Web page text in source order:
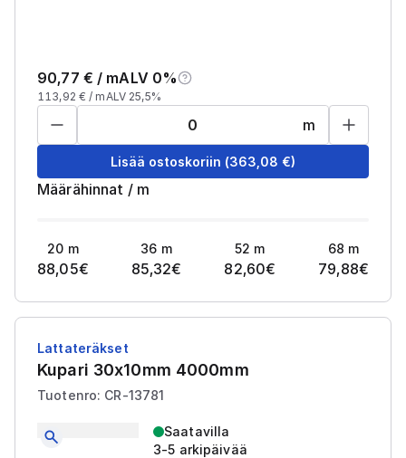
90,77 € / mALV 0%
113,92 € / mALV 25,5%
m
Lisää ostoskoriin (363,08 €)
Määrähinnat / m
20 m
88,05€
36 m
85,32€
52 m
82,60€
68 m
79,88€
Lattateräkset
Kupari 30x10mm 4000mm
Tuotenro: CR-13781
Saatavilla
3-5 arkipäivää